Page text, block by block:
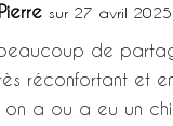
sur 27 avril
de
réconfortant et
on a ou a eu un